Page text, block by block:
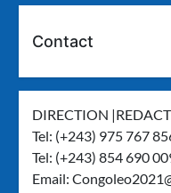
Contact
DIRECTION
Tel: (+243) 975 767
Tel: (+243) 854 690
Email: